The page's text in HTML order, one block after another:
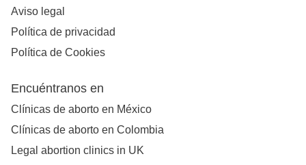
Aviso legal
Política de privacidad
Política de Cookies
Encuéntranos en
Clínicas de aborto en México
Clínicas de aborto en Colombia
Legal abortion clinics in UK